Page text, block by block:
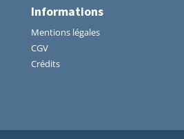
Informations
Mentions légales
CGV
Crédits